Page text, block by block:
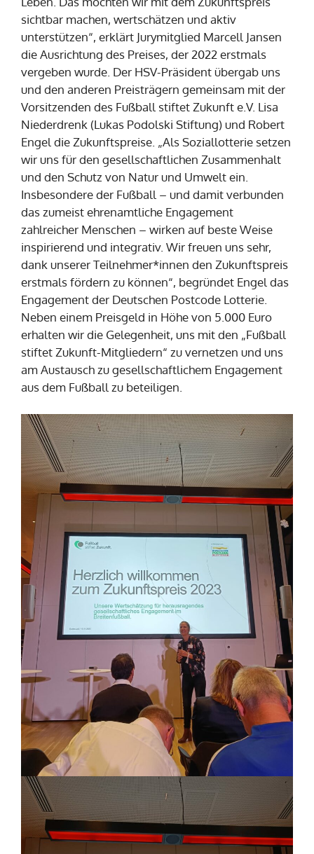
sichtbar machen, wertschätzen und aktiv
unterstützen“, erklärt Jurymitglied Marcell Jansen
die Ausrichtung des Preises, der 2022 erstmals
vergeben wurde. Der HSV-Präsident übergab uns
und den anderen Preisträgern gemeinsam mit der
Vorsitzenden des Fußball stiftet Zukunft e.V. Lisa
Niederdrenk (Lukas Podolski Stiftung) und Robert
Engel die Zukunftspreise. „Als Soziallotterie setzen
wir uns für den gesellschaftlichen Zusammenhalt
und den Schutz von Natur und Umwelt ein.
Insbesondere der Fußball – und damit verbunden
das zumeist ehrenamtliche Engagement
zahlreicher Menschen – wirken auf beste Weise
inspirierend und integrativ. Wir freuen uns sehr,
dank unserer Teilnehmer*innen den Zukunftspreis
erstmals fördern zu können“, begründet Engel das
Engagement der Deutschen Postcode Lotterie.
Neben einem Preisgeld in Höhe von 5.000 Euro
erhalten wir die Gelegenheit, uns mit den „Fußball
stiftet Zukunft-Mitgliedern“ zu vernetzen und uns
am Austausch zu gesellschaftlichem Engagement
aus dem Fußball zu beteiligen.